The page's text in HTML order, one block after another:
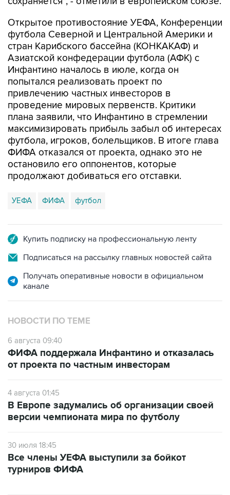
Открытое противостояние УЕФА, Конференции
футбола Северной и Центральной Америки и
стран Карибского бассейна (КОНКАКАФ) и
Азиатской конфедерации футбола (АФК) с
Инфантино началось в июле, когда он
попытался реализовать проект по
привлечению частных инвесторов в
проведение мировых первенств. Критики
плана заявили, что Инфантино в стремлении
максимизировать прибыль забыл об интересах
футбола, игроков, болельщиков. В итоге глава
ФИФА отказался от проекта, однако это не
остановило его оппонентов, которые
продолжают добиваться его отставки.
УЕФА ФИФА футбол
Купить подписку на профессиональную ленту
Подписаться на рассылку главных новостей сайта
Получать оперативные новости в официальном
канале
НОВОСТИ ПО ТЕМЕ
6 августа 09:40
ФИФА поддержала Инфантино и отказалась
от проекта по частным инвесторам
4 августа 01:45
В Европе задумались об организации своей
версии чемпионата мира по футболу
30 июля 18:45
Все члены УЕФА выступили за бойкот
турниров ФИФА